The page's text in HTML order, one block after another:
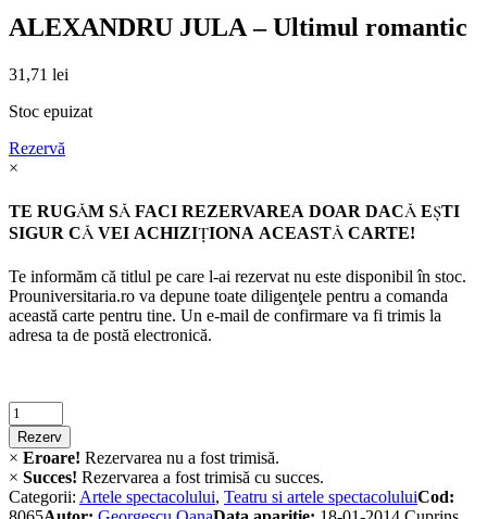
ALEXANDRU JULA – Ultimul romantic
31,71 lei
Stoc epuizat
Rezervă
×
TE RUGĂM SĂ FACI REZERVAREA DOAR DACĂ EŞTI
SIGUR CĂ VEI ACHIZIŢIONA ACEASTĂ CARTE!
Te informăm că titlul pe care l-ai rezervat nu este disponibil în stoc.
Prouniversitaria.ro va depune toate diligenţele pentru a comanda
această carte pentru tine. Un e-mail de confirmare va fi trimis la
adresa ta de postă electronică.
Criminalistica
quantity
Rezerv
× Eroare! Rezervarea nu a fost trimisă.
× Succes! Rezervarea a fost trimisă cu succes.
Categorii: Artele spectacolului, Teatru si artele spectacoluluiCod: